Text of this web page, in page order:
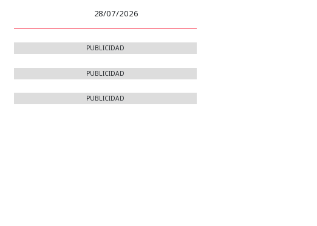
28/07/2026
PUBLICIDAD
PUBLICIDAD
PUBLICIDAD